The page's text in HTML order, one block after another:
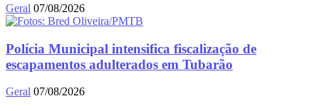
Geral 07/08/2026
Polícia Municipal intensifica fiscalização de
escapamentos adulterados em Tubarão
Geral 07/08/2026